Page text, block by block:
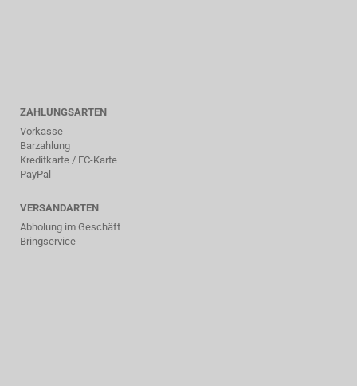
ZAHLUNGSARTEN
Vorkasse
Barzahlung
Kreditkarte / EC-Karte
PayPal
VERSANDARTEN
Abholung im Geschäft
Bringservice